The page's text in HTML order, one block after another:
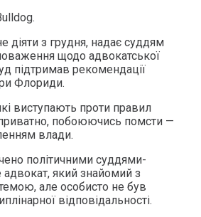
діяти з грудня, надає суддям
щодо адвокатської
підтримав рекомендації
Флориди.
виступають проти правил
побоюючись помсти —
влади.
політичними суддями-
адвокат, який знайомий з
але особисто не був
відповідальності.